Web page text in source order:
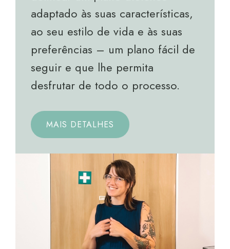
adaptado às suas características,
ao seu estilo de vida e às suas
preferências – um plano fácil de
seguir e que lhe permita
desfrutar de todo o processo.
MAIS DETALHES